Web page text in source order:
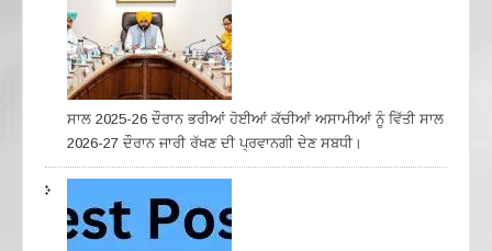
ਸਾਲ 2025-26 ਦੌਰਾਨ ਭਰੀਆਂ ਹੋਈਆਂ ਕੱਚੀਆਂ ਅਸਾਮੀਆਂ ਨੂੰ ਵਿੱਤੀ ਸਾਲ
2026-27 ਦੌਰਾਨ ਜਾਰੀ ਰੱਖਣ ਦੀ ਪ੍ਰਵਾਨਗੀ ਦੇਣ ਸਬਧੀ।